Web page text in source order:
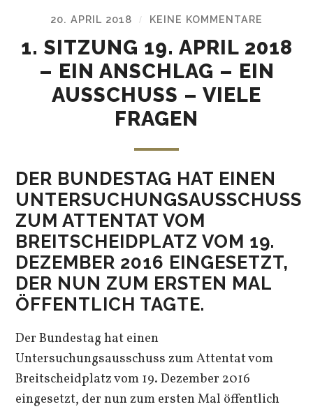
20. APRIL 2018 / KEINE KOMMENTARE
1. SITZUNG 19. APRIL 2018
– EIN ANSCHLAG – EIN
AUSSCHUSS – VIELE
FRAGEN
DER BUNDESTAG HAT EINEN
UNTERSUCHUNGSAUSSCHUSS
ZUM ATTENTAT VOM
BREITSCHEIDPLATZ VOM 19.
DEZEMBER 2016 EINGESETZT,
DER NUN ZUM ERSTEN MAL
ÖFFENTLICH TAGTE.
Der Bundestag hat einen
Untersuchungsausschuss zum Attentat vom
Breitscheidplatz vom 19. Dezember 2016
eingesetzt, der nun zum ersten Mal öffentlich